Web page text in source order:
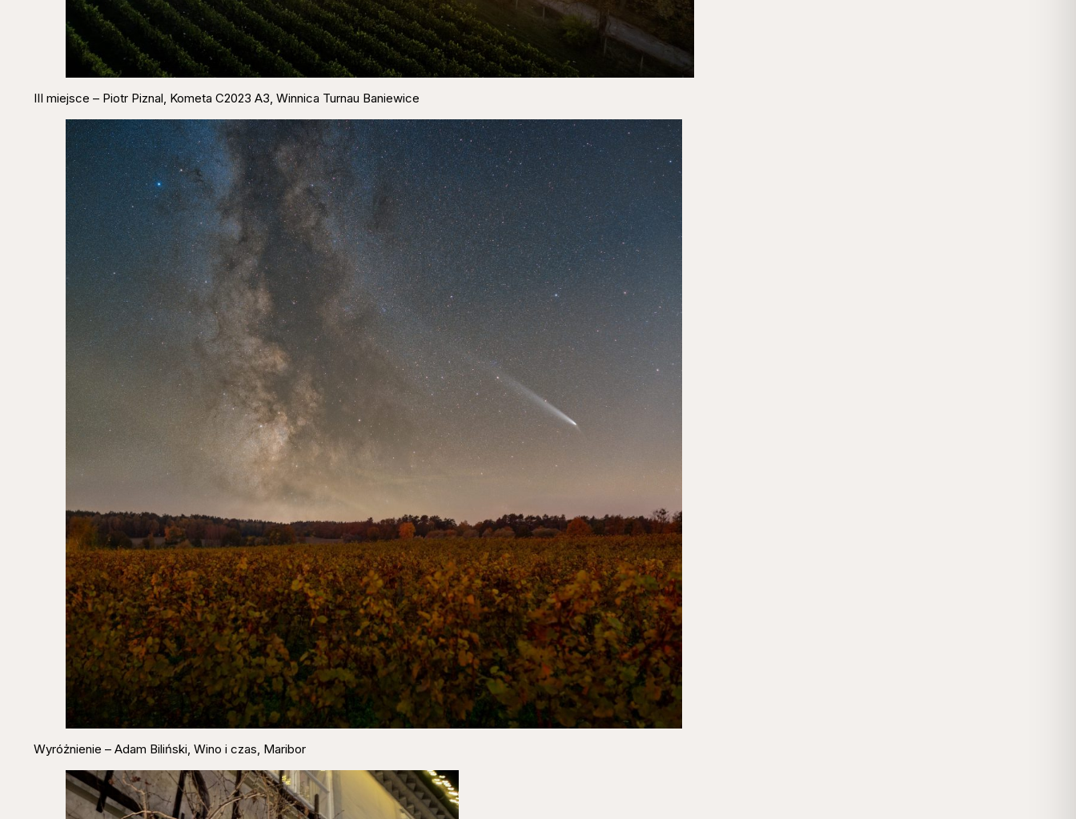
III miejsce – Piotr Piznal, Kometa C2023 A3, Winnica Turnau Baniewice
Wyróżnienie – Adam Biliński, Wino i czas, Maribor